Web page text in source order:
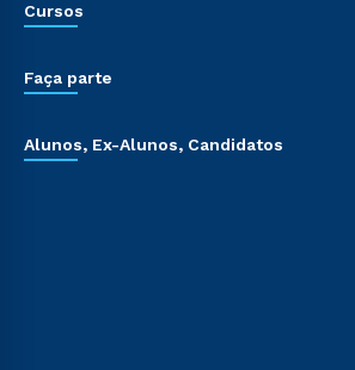
Cursos
Faça parte
Alunos, Ex-Alunos, Candidatos